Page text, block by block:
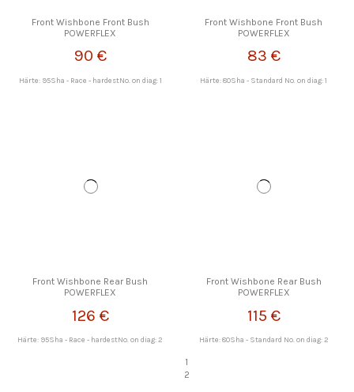
Front Wishbone Front Bush
POWERFLEX
90 €
Härte: 95Sha - Race - hardestNo. on diag: 1
Front Wishbone Front Bush
POWERFLEX
83 €
Härte: 80Sha - Standard No. on diag: 1
Front Wishbone Rear Bush
POWERFLEX
126 €
Härte: 95Sha - Race - hardestNo. on diag: 2
Front Wishbone Rear Bush
POWERFLEX
115 €
Härte: 80Sha - Standard No. on diag: 2
1
2